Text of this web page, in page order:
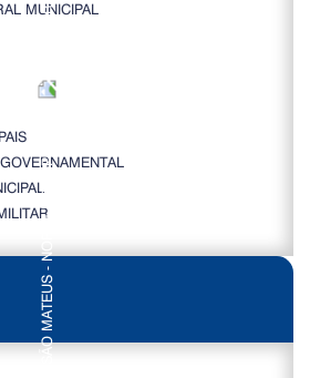
MUNICIPAL